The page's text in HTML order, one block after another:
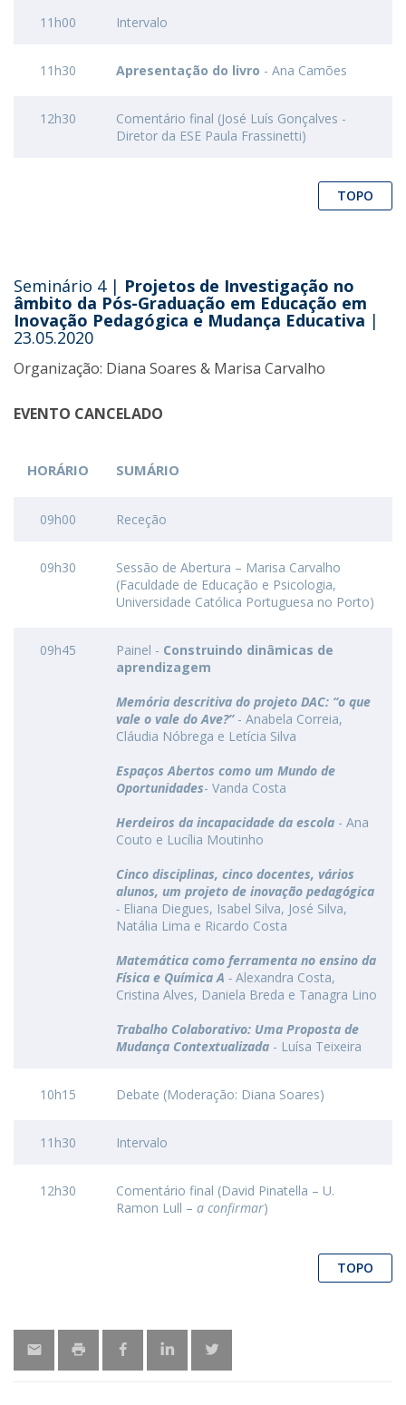
11h00 Intervalo
11h30 Apresentação do livro - Ana Camões
12h30
Comentário final (José Luís Gonçalves -
Diretor da ESE Paula Frassinetti)
TOPO
Seminário 4 | Projetos de Investigação no
âmbito da Pós-Graduação em Educação em
Inovação Pedagógica e Mudança Educativa |
23.05.2020
Organização: Diana Soares & Marisa Carvalho
EVENTO CANCELADO
HORÁRIO SUMÁRIO
09h00 Receção
09h30
Sessão de Abertura – Marisa Carvalho
(Faculdade de Educação e Psicologia,
Universidade Católica Portuguesa no Porto)
09h45 Painel - Construindo dinâmicas de
aprendizagem
Memória descritiva do projeto DAC: “o que
vale o vale do Ave?” - Anabela Correia,
Cláudia Nóbrega e Letícia Silva
Espaços Abertos como um Mundo de
Oportunidades- Vanda Costa
Herdeiros da incapacidade da escola - Ana
Couto e Lucília Moutinho
Cinco disciplinas, cinco docentes, vários
alunos, um projeto de inovação pedagógica
- Eliana Diegues, Isabel Silva, José Silva,
Natália Lima e Ricardo Costa
Matemática como ferramenta no ensino da
Física e Química A - Alexandra Costa,
Cristina Alves, Daniela Breda e Tanagra Lino
Trabalho Colaborativo: Uma Proposta de
Mudança Contextualizada - Luísa Teixeira
10h15 Debate (Moderação: Diana Soares)
11h30 Intervalo
12h30
Comentário final (David Pinatella – U.
Ramon Lull – a confirmar)
TOPO